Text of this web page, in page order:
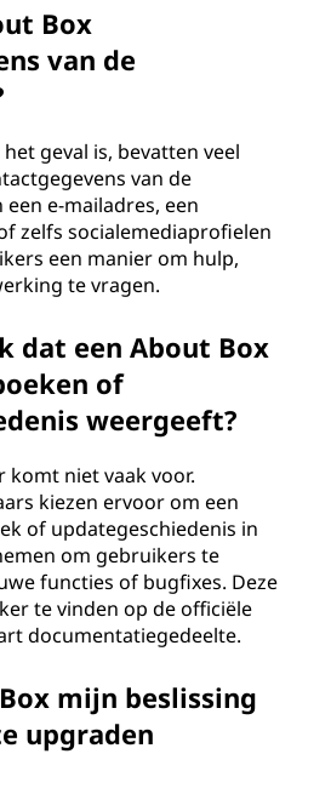
Box
van de
geval is, bevatten veel
van de
e-mailadres, een
zelfs socialemediaprofielen
een manier om hulp,
te vragen.
dat een About Box
of
weergeeft?
komt niet vaak voor.
kiezen ervoor om een
of updategeschiedenis in
om gebruikers te
functies of bugfixes. Deze
te vinden op de officiële
documentatiegedeelte.
mijn beslissing
upgraden